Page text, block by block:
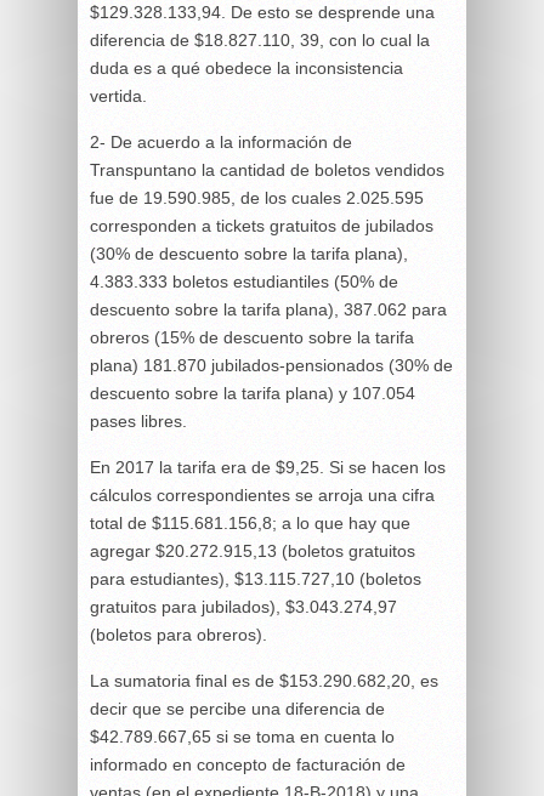
$129.328.133,94. De esto se desprende una
diferencia de $18.827.110, 39, con lo cual la
duda es a qué obedece la inconsistencia
vertida.
2- De acuerdo a la información de
Transpuntano la cantidad de boletos vendidos
fue de 19.590.985, de los cuales 2.025.595
corresponden a tickets gratuitos de jubilados
(30% de descuento sobre la tarifa plana),
4.383.333 boletos estudiantiles (50% de
descuento sobre la tarifa plana), 387.062 para
obreros (15% de descuento sobre la tarifa
plana) 181.870 jubilados-pensionados (30% de
descuento sobre la tarifa plana) y 107.054
pases libres.
En 2017 la tarifa era de $9,25. Si se hacen los
cálculos correspondientes se arroja una cifra
total de $115.681.156,8; a lo que hay que
agregar $20.272.915,13 (boletos gratuitos
para estudiantes), $13.115.727,10 (boletos
gratuitos para jubilados), $3.043.274,97
(boletos para obreros).
La sumatoria final es de $153.290.682,20, es
decir que se percibe una diferencia de
$42.789.667,65 si se toma en cuenta lo
informado en concepto de facturación de
ventas (en el expediente 18-B-2018) y una